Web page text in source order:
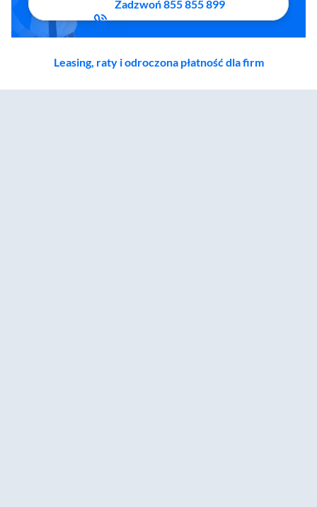
Zadzwoń 855 855 899
Leasing, raty i odroczona płatność dla firm